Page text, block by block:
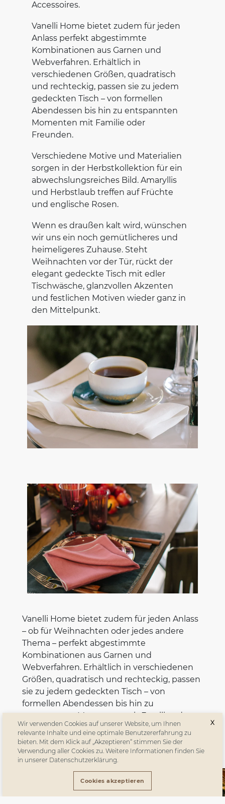
Accessoires.
Vanelli Home bietet zudem für jeden
Anlass perfekt abgestimmte
Kombinationen aus Garnen und
Webverfahren. Erhältlich in
verschiedenen Größen, quadratisch
und rechteckig, passen sie zu jedem
gedeckten Tisch – von formellen
Abendessen bis hin zu entspannten
Momenten mit Familie oder
Freunden.
Verschiedene Motive und Materialien
sorgen in der Herbstkollektion für ein
abwechslungsreiches Bild. Amaryllis
und Herbstlaub treffen auf Früchte
und englische Rosen.
Wenn es draußen kalt wird, wünschen
wir uns ein noch gemütlicheres und
heimeligeres Zuhause. Steht
Weihnachten vor der Tür, rückt der
elegant gedeckte Tisch mit edler
Tischwäsche, glanzvollen Akzenten
und festlichen Motiven wieder ganz in
den Mittelpunkt.
Vanelli Home bietet zudem für jeden Anlass
– ob für Weihnachten oder jedes andere
Thema – perfekt abgestimmte
Kombinationen aus Garnen und
Webverfahren. Erhältlich in verschiedenen
Größen, quadratisch und rechteckig, passen
sie zu jedem gedeckten Tisch – von
formellen Abendessen bis hin zu
entspannten Momenten mit Familie oder
Freunden.
Wir verwenden Cookies auf unserer Website, um Ihnen
relevante Inhalte und eine optimale Benutzererfahrung zu
bieten. Mit dem Klick auf „Akzeptieren“ stimmen Sie der
Verwendung aller Cookies zu. Weitere Informationen finden Sie
in unserer Datenschutzerklärung.
X
Cookies akzeptieren